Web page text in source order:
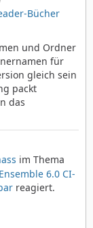
Bücher
und Ordner
für
gleich sein
packt
das
im Thema
6.0 CI-
reagiert.